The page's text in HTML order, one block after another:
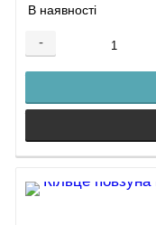
В наявності
-